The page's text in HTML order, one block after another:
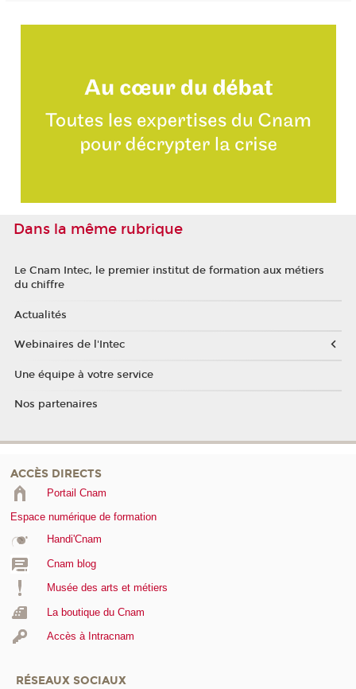
Dans la même rubrique
Le Cnam Intec, le premier institut de formation aux métiers
du chiffre
Actualités
Webinaires de l'Intec
Une équipe à votre service
Nos partenaires
ACCÈS DIRECTS
Portail Cnam
Espace numérique de formation
Handi'Cnam
Cnam blog
Musée des arts et métiers
La boutique du Cnam
Accès à Intracnam
RÉSEAUX SOCIAUX